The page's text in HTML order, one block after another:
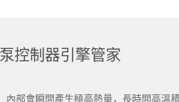
控制器引擎管家
內部會瞬間產生極高熱量，長時間高溫